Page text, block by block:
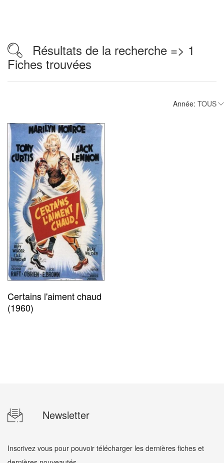
Résultats de la recherche => 1
Fiches trouvées
Année:
Certains l'aiment chaud
(1960)
Newsletter
Inscrivez vous pour pouvoir télécharger les dernières fiches et